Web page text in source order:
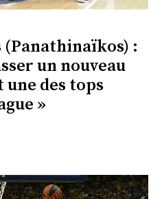
(Panathinaïkos) :
un nouveau
des tops
»